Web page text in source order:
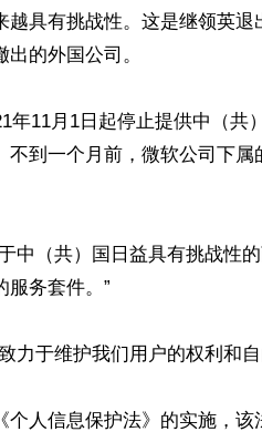
越具有挑战性。这是继领英
的外国公司。
年11月1日起停止提供中（共
不到一个月前，微软公司下
中（共）国日益具有挑战性
服务套件。”
力于维护我们用户的权利和
个人信息保护法》的实施，